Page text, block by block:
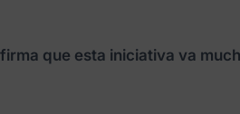
que esta iniciativa va